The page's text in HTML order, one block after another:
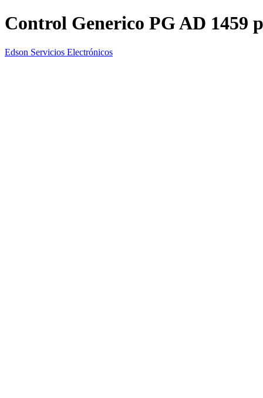
Control Generico PG AD 1459
Edson Servicios Electrónicos